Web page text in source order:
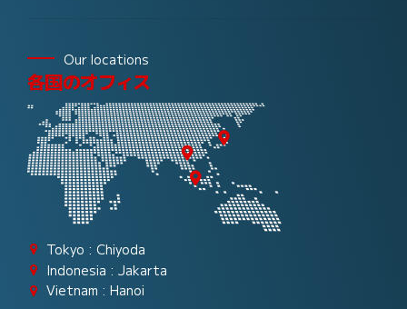
Our locations
各国のオフィス
Tokyo : Chiyoda
Indonesia : Jakarta
Vietnam : Hanoi